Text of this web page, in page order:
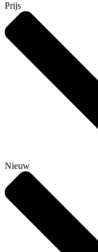
Prijs
Nieuw